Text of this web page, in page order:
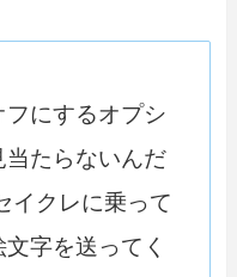
フにするオプシ
当たらないんだ
イクレに乗って
字を送ってく